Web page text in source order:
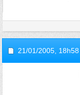
21/01/2005, 18h58